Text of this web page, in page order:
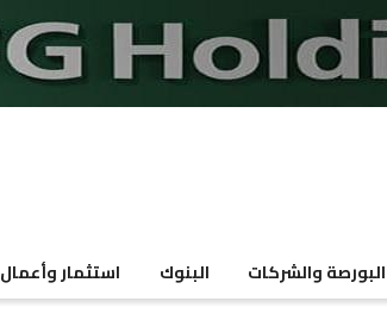
البورصة والشركات البنوك استثمار وأعمال